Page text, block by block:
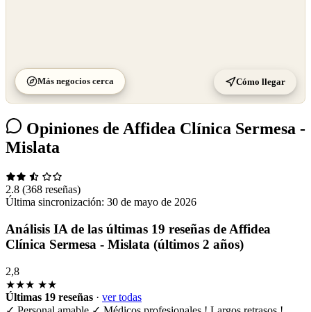
Más negocios cerca Cómo llegar
Opiniones de Affidea Clínica Sermesa -
Mislata
2.8 (368 reseñas)
Última sincronización: 30 de mayo de 2026
Análisis IA de las últimas 19 reseñas de Affidea
Clínica Sermesa - Mislata (últimos 2 años)
2,8
★★★ ★★
Últimas 19 reseñas · ver todas